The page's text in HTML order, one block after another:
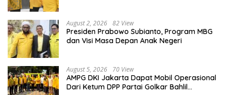
August 2, 2026 82 View
Presiden Prabowo Subianto, Program MBG
dan Visi Masa Depan Anak Negeri
August 5, 2026 70 View
AMPG DKI Jakarta Dapat Mobil Operasional
Dari Ketum DPP Partai Golkar Bahlil